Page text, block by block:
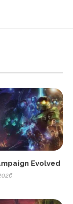
Evolved